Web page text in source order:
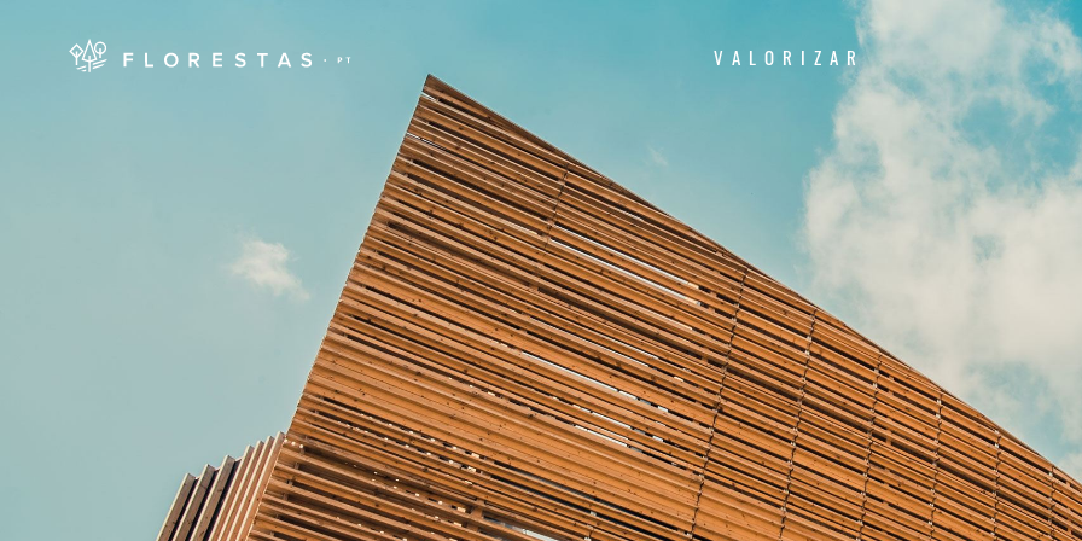
VALORIZAR